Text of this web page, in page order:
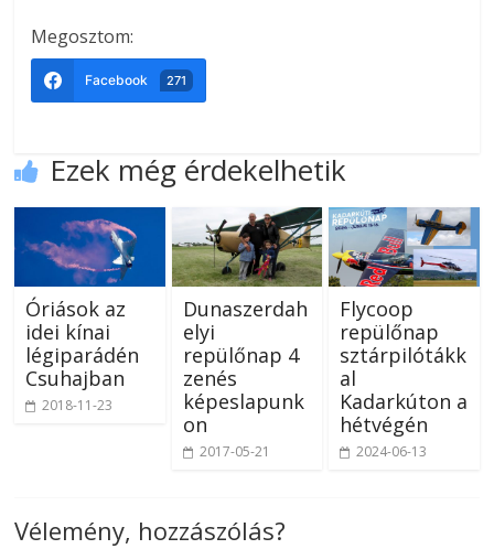
Megosztom:
Facebook 271
Ezek még érdekelhetik
Óriások az
idei kínai
légiparádén
Csuhajban
2018-11-23
Dunaszerdah
elyi
repülőnap 4
zenés
képeslapunk
on
2017-05-21
Flycoop
repülőnap
sztárpilótákk
al
Kadarkúton a
hétvégén
2024-06-13
Vélemény, hozzászólás?